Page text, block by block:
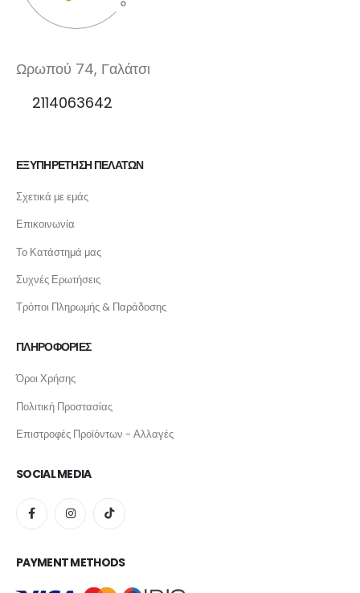
Ωρωπού 74, Γαλάτσι
2114063642
ΕΞΥΠΗΡΕΤΗΣΗ ΠΕΛΑΤΩΝ
Σχετικά με εμάς
Επικοινωνία
Το Κατάστημά μας
Συχνές Ερωτήσεις
Τρόποι Πληρωμής & Παράδοσης
ΠΛΗΡΟΦΟΡΙΕΣ
Όροι Χρήσης
Πολιτική Προστασίας
Επιστροφές Προϊόντων - Αλλαγές
SOCIAL MEDIA
PAYMENT METHODS